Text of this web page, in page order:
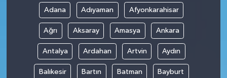
Adana Adıyaman Afyonkarahisar
Ağrı Aksaray Amasya Ankara
Antalya Ardahan Artvin Aydın
Balıkesir Bartın Batman Bayburt